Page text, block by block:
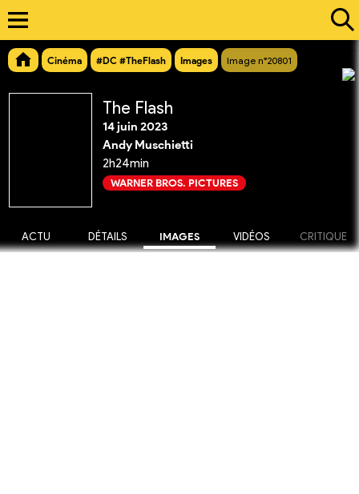
Cinéma #DC #TheFlash Images Image n°20801
The Flash
14 juin 2023
Andy Muschietti
2h24min
WARNER BROS. PICTURES
ACTU DÉTAILS IMAGES VIDÉOS CRITIQUE